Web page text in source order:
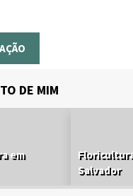
DE MIM
em
Salvador